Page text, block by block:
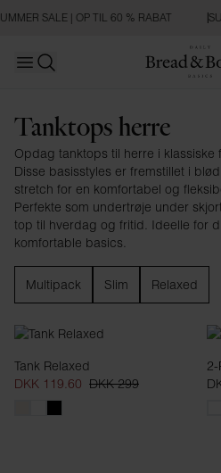
SALE | OP TIL 60 % RABAT
Open main menu
Tanktops
Tanktops herre
Opdag tanktops til herre i
Disse basisstyles er fremstillet i
stretch for en komfortabel og
Perfekte som undertrøje under
top til hverdag og fritid. Ideelle for
komfortable basics.
Multipack Slim Relaxed
Tank Relaxed
DKK 119.60 DKK 299